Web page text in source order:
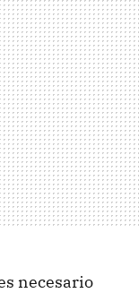
necesario